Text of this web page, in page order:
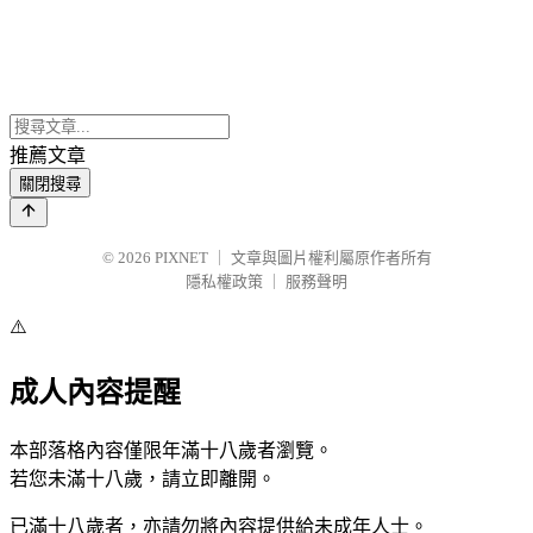
推薦文章
關閉搜尋
© 2026 PIXNET
文章與圖片權利屬原作者所有
隱私權政策
服務聲明
⚠️
成人內容提醒
本部落格內容僅限年滿十八歲者瀏覽。
若您未滿十八歲，請立即離開。
已滿十八歲者，亦請勿將內容提供給未成年人士。